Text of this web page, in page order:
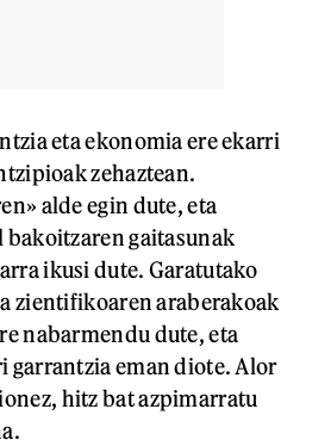
eta ekonomia ere ekarri
zehaztean.
alde egin dute, eta
gaitasunak
ikusi dute. Garatutako
zientifikoaren araberakoak
nabarmendu dute, eta
garrantzia eman diote. Alor
hitz bat azpimarratu